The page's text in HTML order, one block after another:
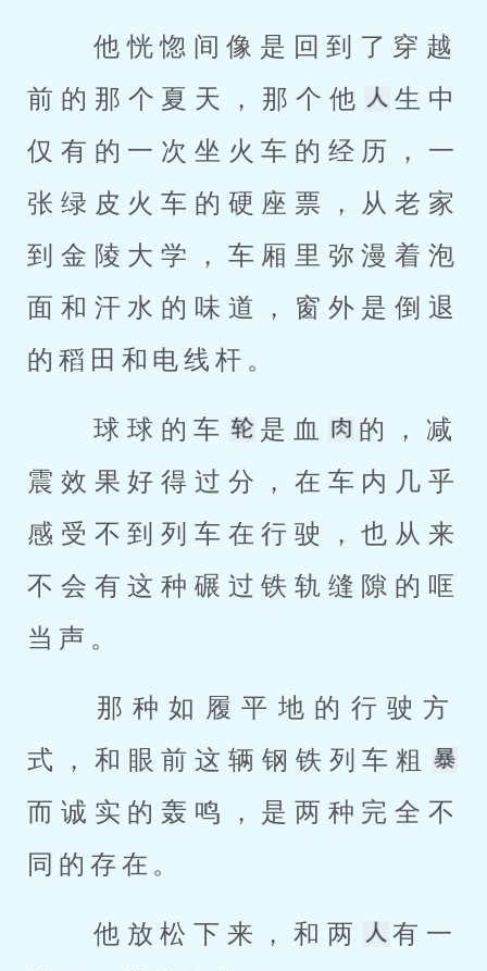
前的那个夏天，那个他
生中
仅有的一次坐火车的经历，一
张绿皮火车的硬座票，从老家
到金陵大学，车厢里弥漫着泡
面和汗水的味道，窗外是倒退
的稻田和电线杆。
球球的车 是血
的，减
震效果好得过分，在车内几乎
感受不到列车在行驶，也从来
不会有这种碾过铁轨缝隙的哐
当声。
式，和眼前这辆钢铁列车粗
而诚实的轰鸣，是两种完全不
同的存在。
他放松下来，和两
有一